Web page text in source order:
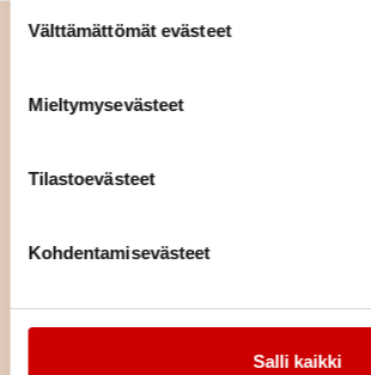
Suostumuksen valinta
Välttämättömät evästeet
Mieltymysevästeet
Tilastoevästeet
Kohdentamisevästeet
Salli kaikki
Lue seuraavaksi
Verenpaineen omaseuranta